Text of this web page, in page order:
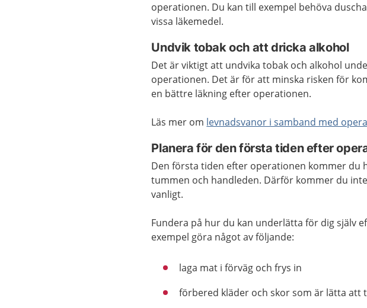
operationen. Du kan till exempel behöva
vissa läkemedel.
Undvik tobak och att dricka alkohol
Det är viktigt att undvika tobak och alkohol
operationen. Det är för att minska risken för
en bättre läkning efter operationen.
Läs mer om levnadsvanor i samband med
Planera för den första tiden efter
Den första tiden efter operationen kommer du
tummen och handleden. Därför kommer du
vanligt.
Fundera på hur du kan underlätta för dig själv
exempel göra något av följande:
laga mat i förväg och frys in
förbered kläder och skor som är lätta att